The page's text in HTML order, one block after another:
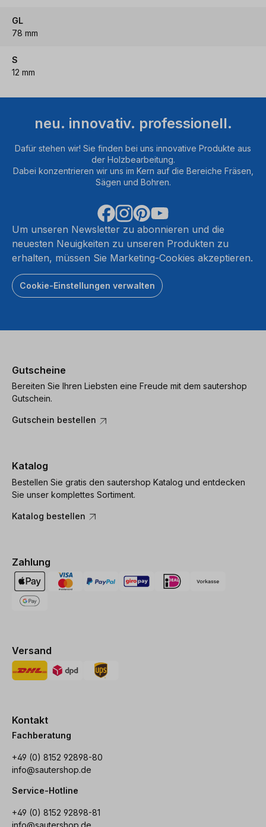
GL
78 mm
S
12 mm
neu. innovativ. professionell.
Dafür stehen wir! Sie finden bei uns innovative Produkte aus
der Holzbearbeitung.
Dabei konzentrieren wir uns im Kern auf die Bereiche Fräsen,
Sägen und Bohren.
Um unseren Newsletter zu abonnieren und die
neuesten Neuigkeiten zu unseren Produkten zu
erhalten, müssen Sie Marketing-Cookies akzeptieren.
Cookie-Einstellungen verwalten
Gutscheine
Bereiten Sie Ihren Liebsten eine Freude mit dem sautershop
Gutschein.
Gutschein bestellen
Katalog
Bestellen Sie gratis den sautershop Katalog und entdecken
Sie unser komplettes Sortiment.
Katalog bestellen
Zahlung
Versand
Kontakt
Fachberatung
+49 (0) 8152 92898-80
info@sautershop.de
Service-Hotline
+49 (0) 8152 92898-81